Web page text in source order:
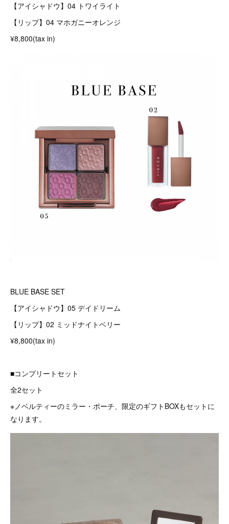
【アイシャドウ】04 トワイライト
【リップ】04 マホガニーオレンジ
¥8,800(tax in)
BLUE BASE SET
【アイシャドウ】05 デイドリーム
【リップ】02 ミッドナイトベリー
¥8,800(tax in)
■コンプリートセット
全2セット
※ノベルティーのミラー・ポーチ、限定のギフトBOXもセットに
なります。